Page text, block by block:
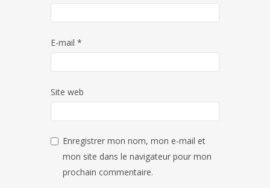
E-mail *
Site web
Enregistrer mon nom, mon e-mail et
mon site dans le navigateur pour mon
prochain commentaire.